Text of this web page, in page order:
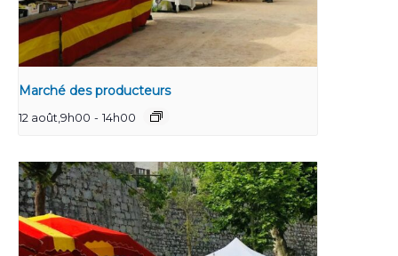
Marché des producteurs
12 août,9h00 - 14h00